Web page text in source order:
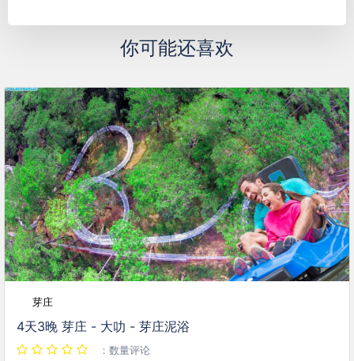
你可能还喜欢
芽庄
4天3晚 芽庄 - 大叻 - 芽庄泥浴
：数量评论